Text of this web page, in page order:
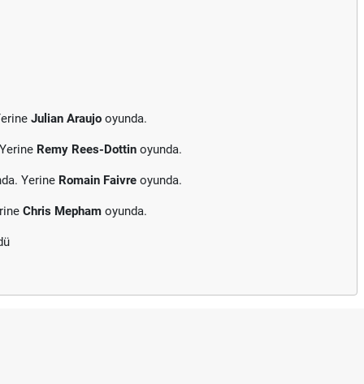
Julian Araujo oyunda.
Remy Rees-Dottin oyunda.
Yerine Romain Faivre oyunda.
Chris Mepham oyunda.